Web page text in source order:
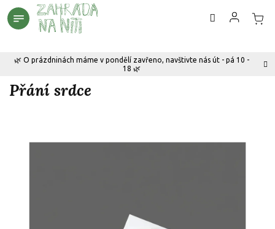
Přejít
na
🌿 O prázdninách máme v pondělí zavřeno, navštivte nás út - pá 10 -
18 🌿
Přání srdce